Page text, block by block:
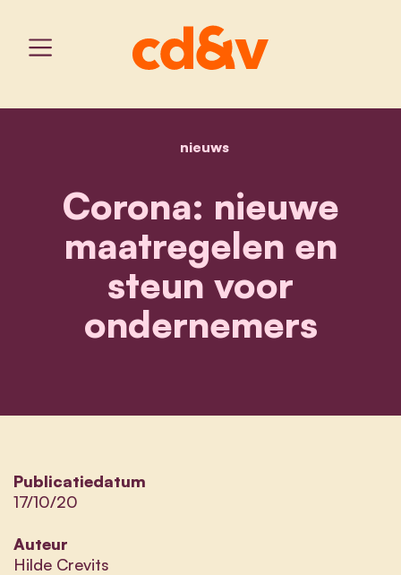
home
nieuwscorona: nieuwe
Corona: nieuwe
maatregelen en
steun voor
ondernemers
Publicatiedatum
17/10/20
Auteur
Hilde Crevits